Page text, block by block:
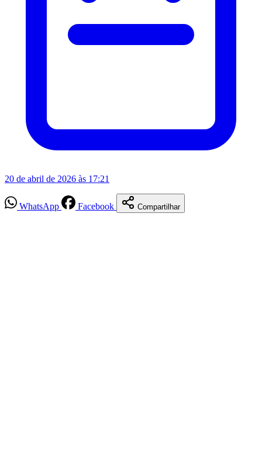
20 de abril de 2026 às 17:21
WhatsApp Facebook Compartilhar